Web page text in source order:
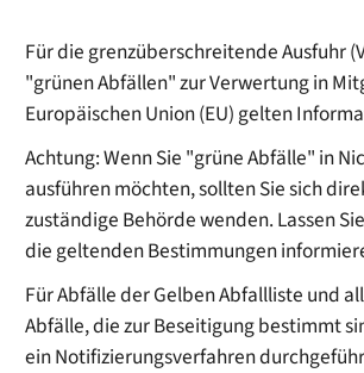
Für die grenzüberschreitende Ausfuhr
"grünen Abfällen" zur Verwertung in
Europäischen Union (EU) gelten
Achtung: Wenn Sie "grüne Abfälle" in
ausführen möchten, sollten Sie sich
zuständige Behörde wenden. Lassen
die geltenden Bestimmungen
Für Abfälle der Gelben Abfallliste und
Abfälle, die zur Beseitigung bestimmt
ein Notifizierungsverfahren